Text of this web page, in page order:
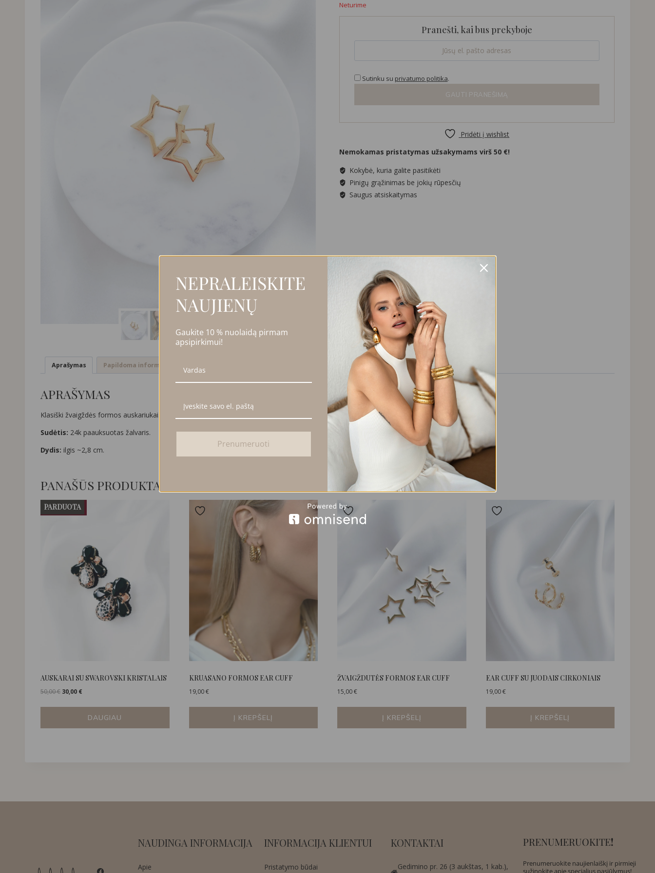
15,00 €.
Neturime
Pranešti, kai bus prekyboje
Sutinku su privatumo politika.
GAUTI PRANEŠIMĄ
Pridėti į wishlist
Nemokamas pristatymas užsakymams virš 50 €!
Kokybė, kuria galite pasitikėti
Pinigų grąžinimas be jokių rūpesčių
Saugus atsiskaitymas
Aprašymas Papildoma informacija
APRAŠYMAS
Klasiški žvaigždės formos auskariukai.
Sudėtis: 24k paauksuotas žalvaris.
Dydis: ilgis ~2,8 cm.
PANAŠŪS PRODUKTAI
NUOLAIDA
PARDUOTA
AUSKARAI SU SWAROVSKI KRISTALAIS
50,00€ Original
was:
30,00 €
is:
30,00 €.
DAUGIAU
KRUASANO FORMOS EAR CUFF
19,00€
Į KREPŠELĮ
ŽVAIGŽDUTĖS FORMOS EAR CUFF
15,00€
Į KREPŠELĮ
EAR CUFF SU JUODAIS CIRKONIAIS
19,00€
Į KREPŠELĮ
NAUDINGA INFORMACIJA
Apie
INFORMACIJA KLIENTUI
Pristatymo būdai
KONTAKTAI
Gedimino pr. 26 (3 aukštas, 1 kab.),
PRENUMERUOKITE!
Prenumeruokite naujienlaiškį ir pirmieji
sužinokite apie specialius pasiūlymus!
NEPRALEISKITE
NAUJIENŲ
Gaukite 10 % nuolaidą pirmam
apsipirkimui!
Prenumeruoti